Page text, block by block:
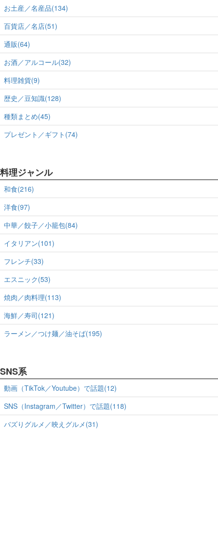
お土産／名産品(134)
百貨店／名店(51)
通販(64)
お酒／アルコール(32)
料理雑貨(9)
歴史／豆知識(128)
種類まとめ(45)
プレゼント／ギフト(74)
料理ジャンル
和食(216)
洋食(97)
中華／餃子／小籠包(84)
イタリアン(101)
フレンチ(33)
エスニック(53)
焼肉／肉料理(113)
海鮮／寿司(121)
ラーメン／つけ麺／油そば(195)
SNS系
動画（TikTok／Youtube）で話題(12)
SNS（Instagram／Twitter）で話題(118)
バズりグルメ／映えグルメ(31)